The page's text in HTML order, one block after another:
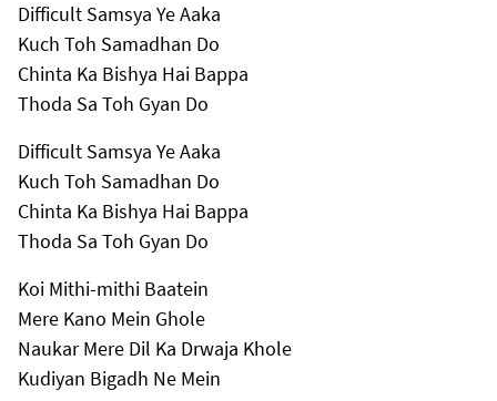
Difficult Samsya Ye Aaka
Kuch Toh Samadhan Do
Chinta Ka Bishya Hai Bappa
Thoda Sa Toh Gyan Do
Difficult Samsya Ye Aaka
Kuch Toh Samadhan Do
Chinta Ka Bishya Hai Bappa
Thoda Sa Toh Gyan Do
Koi Mithi-mithi Baatein
Mere Kano Mein Ghole
Naukar Mere Dil Ka Drwaja Khole
Kudiyan Bigadh Ne Mein